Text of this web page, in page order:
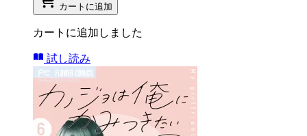
カートに追加
カートに追加しました
試し読み